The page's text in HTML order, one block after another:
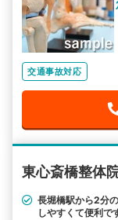
交通事故対応
東心斎橋整体
長堀橋駅から2分
しやすくて便利で